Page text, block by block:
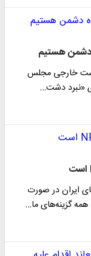
هستیم
خارجی مجلس
«نبرد دشت…
ایران در صورت